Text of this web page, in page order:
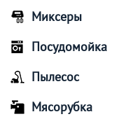
Миксеры
Посудомойка
Пылесос
Мясорубка